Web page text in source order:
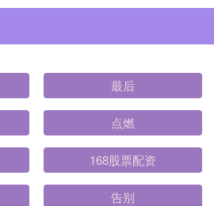
最后
点燃
168股票配资
告别